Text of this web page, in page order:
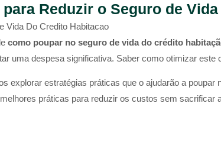
Reduzir o Seguro de
como poupar no seguro de vida do crédito
uma despesa significativa. Saber como otimizar
explorar estratégias práticas que o ajudarão a
práticas para reduzir os custos sem sacrificar